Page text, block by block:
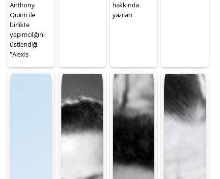
Anthony
Quinn ile
birlikte
yapımcılığını
üstlendiği
“Alexis
hakkında
yazılan